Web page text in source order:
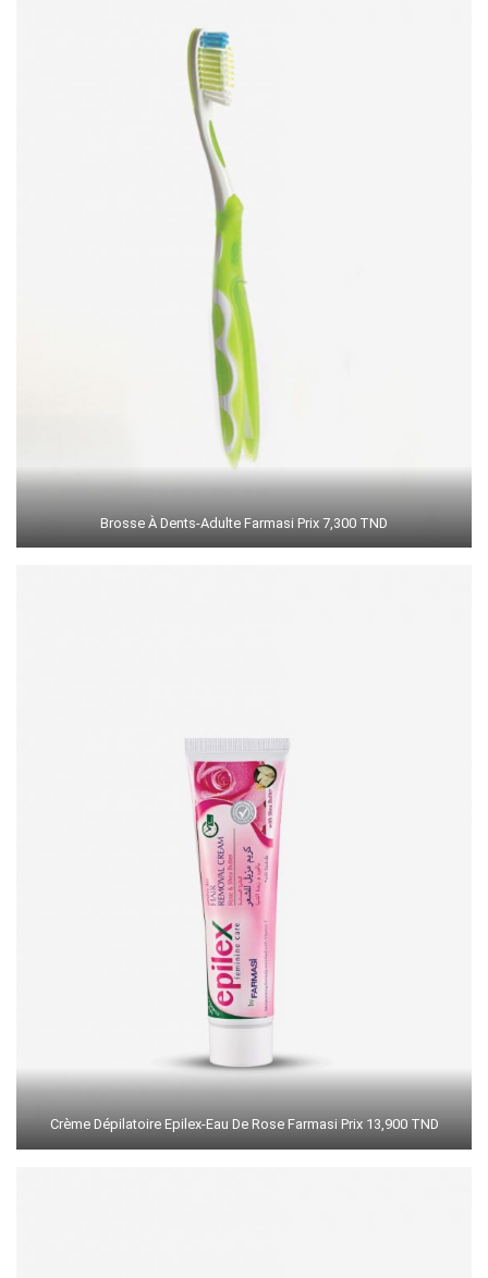
Brosse À Dents-Adulte Farmasi Prix 7,300 TND
Crème Dépilatoire Epilex-Eau De Rose Farmasi Prix 13,900 TND